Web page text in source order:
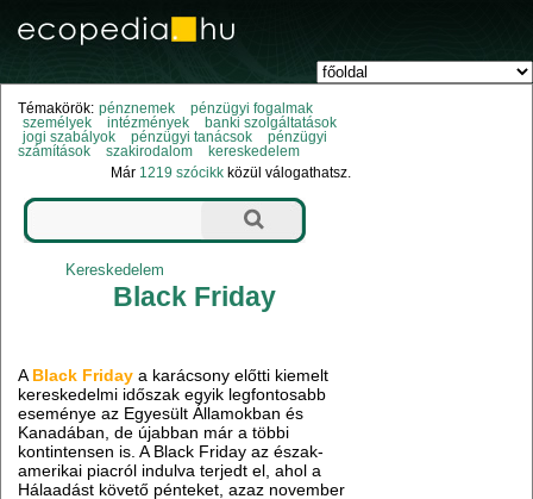
Témakörök: pénznemek
pénzügyi fogalmak
személyek
intézmények
banki szolgáltatások
jogi szabályok
pénzügyi tanácsok
pénzügyi
számítások
szakirodalom
kereskedelem
Már 1219 szócikk közül válogathatsz.
Kereskedelem
Black Friday
A Black Friday a karácsony előtti kiemelt
kereskedelmi időszak egyik legfontosabb
eseménye az Egyesült Államokban és
Kanadában, de újabban már a többi
kontintensen is. A Black Friday az észak-
amerikai piacról indulva terjedt el, ahol a
Hálaadást követő pénteket, azaz november